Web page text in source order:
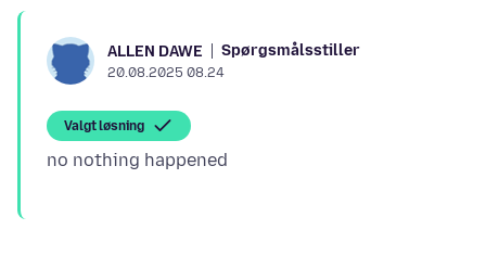
ALLEN DAWE Spørgsmålsstiller
20.08.2025 08.24
Valgt løsning